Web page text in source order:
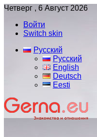
Четверг , 6 Август 2026
Войти
Switch skin
Русский
Русский
English
Deutsch
Eesti